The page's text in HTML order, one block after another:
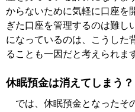
からないために気軽に口座を
ぎた口座を管理するのは難し
になっているのは、こうした
ることも一因だと考えられま
休眠預金は消えてしまう？
では、休眠預金となったそ